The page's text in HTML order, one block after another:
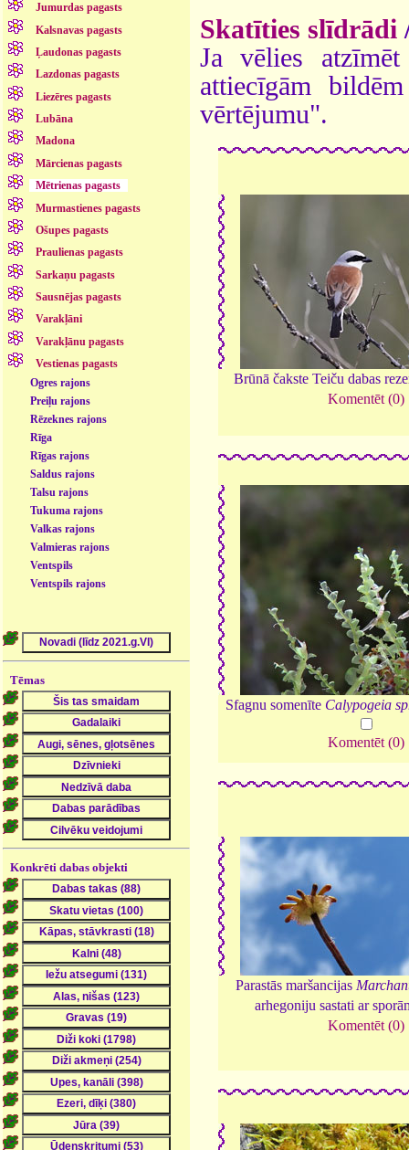
Jumurdas pagasts
Kalsnavas pagasts
Ļaudonas pagasts
Lazdonas pagasts
Liezēres pagasts
Lubāna
Madona
Mārcienas pagasts
Mētrienas pagasts
Murmastienes pagasts
Ošupes pagasts
Praulienas pagasts
Sarkaņu pagasts
Sausnējas pagasts
Varakļāni
Varakļānu pagasts
Vestienas pagasts
Ogres rajons
Preiļu rajons
Rēzeknes rajons
Rīga
Rīgas rajons
Saldus rajons
Talsu rajons
Tukuma rajons
Valkas rajons
Valmieras rajons
Ventspils
Ventspils rajons
Tēmas
Konkrēti dabas objekti
Skatīties slīdrādi
Ja vēlies
attiecīgām
vērtējumu".
Brūnā čakste Teiču dabas
Komentēt (0)
Sfagnu somenīte Calypogeia
Komentēt (0)
Parastās maršancijas
arhegoniju sastati ar
Komentēt (0)